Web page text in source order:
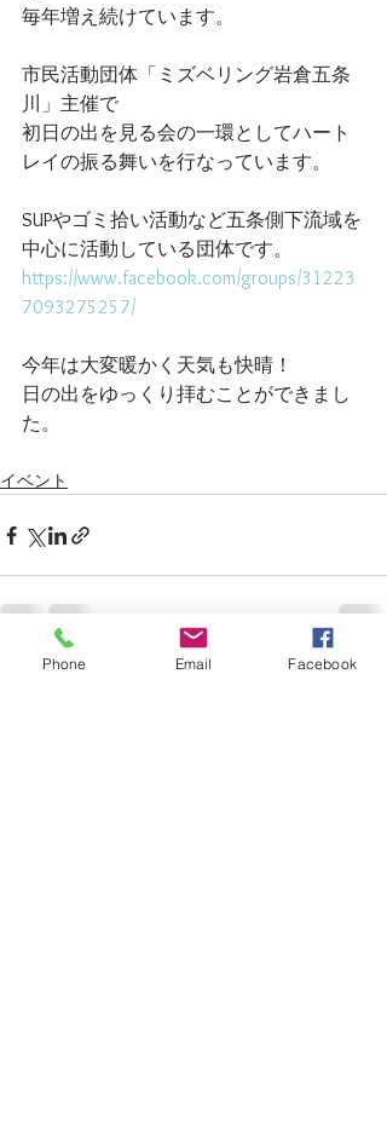
毎年増え続けています。
市民活動団体「ミズベリング岩倉五条
川」主催で
初日の出を見る会の一環としてハート
レイの振る舞いを行なっています。
SUPやゴミ拾い活動など五条側下流域を
中心に活動している団体です。
https://www.facebook.com/groups/31223
7093275257/
今年は大変暖かく天気も快晴！
日の出をゆっくり拝むことができまし
た。
イベント
最新記事 すべて表示
Phone Email Facebook